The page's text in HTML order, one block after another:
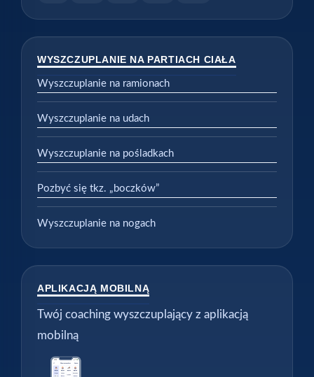
WYSZCZUPLANIE NA PARTIACH CIAŁA
Wyszczuplanie na ramionach
Wyszczuplanie na udach
Wyszczuplanie na pośladkach
Pozbyć się tkz. „boczków”
Wyszczuplanie na nogach
APLIKACJĄ MOBILNĄ
Twój coaching wyszczuplający z aplikacją
mobilną